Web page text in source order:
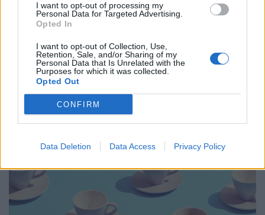
I want to opt-out of processing my
Personal Data for Targeted Advertising.
Opted In
I want to opt-out of Collection, Use,
Retention, Sale, and/or Sharing of my
Personal Data that Is Unrelated with the
Purposes for which it was collected.
Opted Out
CONFIRM
Data Deletion Data Access Privacy Policy
Teljesen megbénult az M1-es autópálya:
kilométeres a sor mindkét irányban, óriási a
Két baleset is nehezíti a közlekedést az M1-es
autópályán Herceghalomnál, jelentős torlódásra kell
készülni mindkét irányba.